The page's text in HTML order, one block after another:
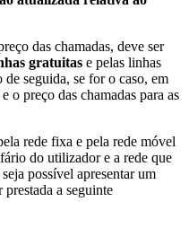
das chamadas, deve ser
gratuitas e pelas linhas
seguida, se for o caso, em
o preço das chamadas para as
rede fixa e pela rede móvel
do utilizador e a rede que
possível apresentar um
a seguinte